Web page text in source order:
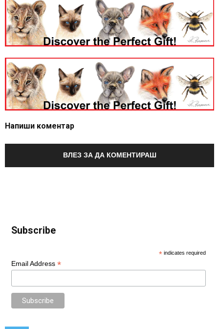
Напиши коментар
ВЛЕЗ ЗА ДА КОМЕНТИРАШ
Subscribe
* indicates required
Email Address *